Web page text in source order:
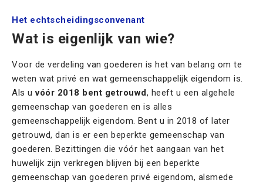
Het echtscheidingsconvenant
Wat is eigenlijk van wie?
Voor de verdeling van goederen is het van belang om te
weten wat privé en wat gemeenschappelijk eigendom is.
Als uvóór 2018 bent getrouwd, heeft u een algehele
gemeenschap van goederen en is alles
gemeenschappelijk eigendom. Bent u in 2018 of later
getrouwd, dan is er een beperkte gemeenschap van
goederen. Bezittingen die vóór het aangaan van het
huwelijk zijn verkregen blijven bij een beperkte
gemeenschap van goederen privé eigendom, alsmede